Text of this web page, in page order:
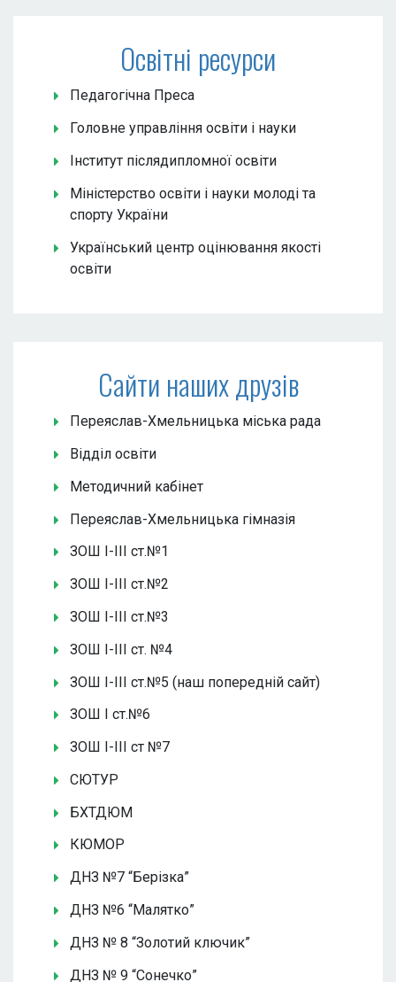
Освітні ресурси
Педагогічна Преса
Головне управління освіти і науки
Інститут післядипломної освіти
Міністерство освіти і науки молоді та
спорту України
Український центр оцінювання якості
освіти
Сайти наших друзів
Переяслав-Хмельницька міська рада
Відділ освіти
Методичний кабінет
Переяслав-Хмельницька гімназія
ЗОШ І-ІІІ ст.№1
ЗОШ І-ІІІ ст.№2
ЗОШ І-ІІІ ст.№3
ЗОШ І-ІІІ ст. №4
ЗОШ І-ІІІ ст.№5 (наш попередній сайт)
ЗОШ І ст.№6
ЗОШ І-ІІІ ст №7
СЮТУР
БХТДЮМ
КЮМОР
ДНЗ №7 “Берізка”
ДНЗ №6 “Малятко”
ДНЗ № 8 “Золотий ключик”
ДНЗ № 9 “Сонечко”